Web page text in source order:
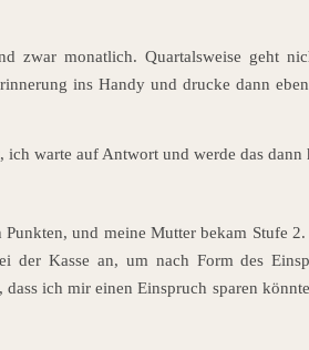
zwar monatlich. Quartalsweise geht
ins Handy und drucke dann
ich warte auf Antwort und werde das
und meine Mutter bekam Stufe 2.
Kasse an, um nach Form des
ich mir einen Einspruch sparen